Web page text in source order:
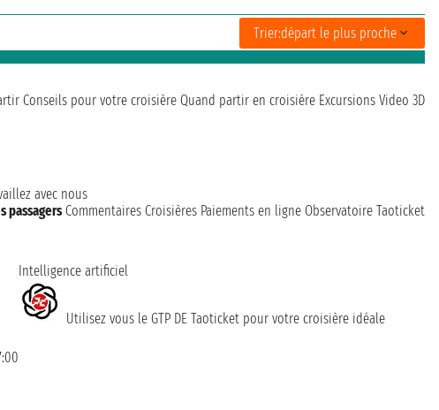
Trier:départ le plus proche
Conseils pour votre croisière Quand partir en croisière Excursions Video 3D
avec nous
passagers Commentaires Croisières Paiements en ligne Observatoire Taoticket
Intelligence artificiel
Utilisez vous le GTP DE Taoticket pour votre croisière idéale